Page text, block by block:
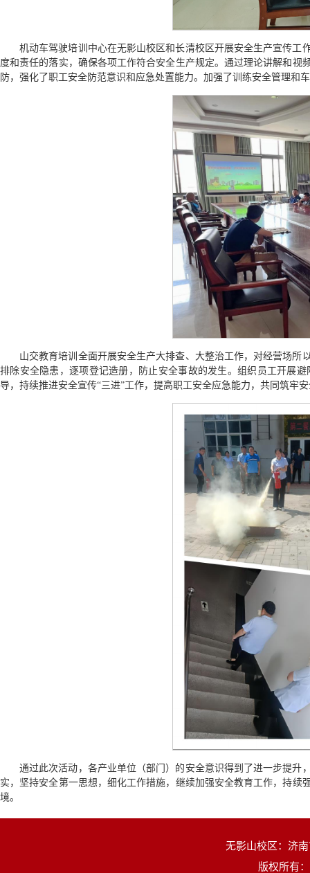
机动车驾驶培训中心在无影山校区和长清校区开展安全生产宣传
度和责任的落实，确保各项工作符合安全生产规定。通过理论讲解和
防，强化了职工安全防范意识和应急处置能力。加强了训练安全管理和
山交教育培训全面开展安全生产大排查、大整治工作，对经营场
排除安全隐患，逐项登记造册，防止安全事故的发生。组织员工开展
导，持续推进安全宣传“三进”工作，提高职工安全应急能力，共同筑牢
通过此次活动，各产业单位（部门）的安全意识得到了进一步提
实，坚持安全第一思想，细化工作措施，继续加强安全教育工作，持
境。
无影山校区：济
版权所有